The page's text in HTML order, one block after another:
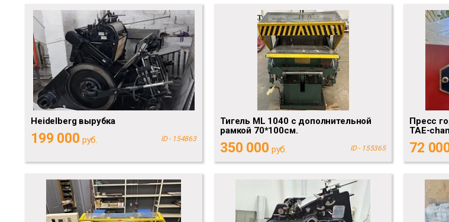
Heidelberg вырубка
199 000 руб. ID - 154863
Тигель ML 1040 с дополнительной
рамкой 70*100см.
350 000 руб. ID - 155365
Пресс
TAE-
72